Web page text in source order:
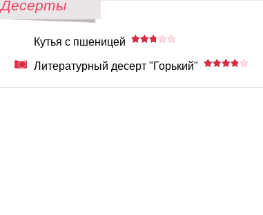
Десерты
Кутья с пшеницей
Литературный десерт "Горький"